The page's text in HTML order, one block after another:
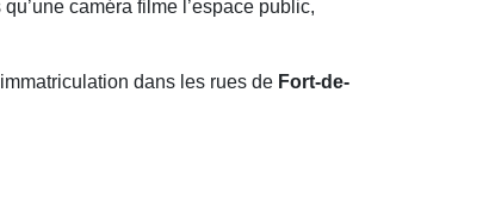
caméra filme l’espace public,
dans les rues de Fort-de-